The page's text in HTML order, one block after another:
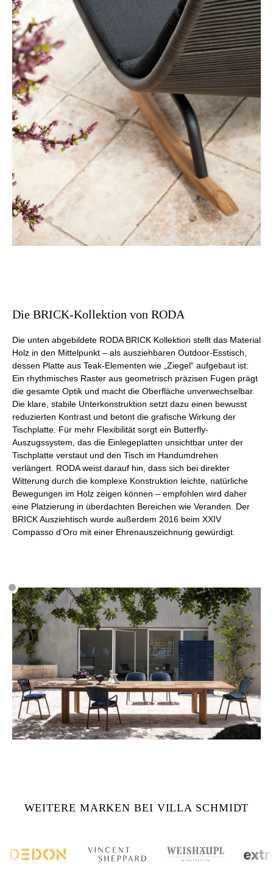
Die BRICK-Kollektion von RODA
Die unten abgebildete RODA BRICK Kollektion stellt das Material
Holz in den Mittelpunkt – als ausziehbaren Outdoor-Esstisch,
dessen Platte aus Teak-Elementen wie „Ziegel“ aufgebaut ist:
Ein rhythmisches Raster aus geometrisch präzisen Fugen prägt
die gesamte Optik und macht die Oberfläche unverwechselbar.
Die klare, stabile Unterkonstruktion setzt dazu einen bewusst
reduzierten Kontrast und betont die grafische Wirkung der
Tischplatte. Für mehr Flexibilität sorgt ein Butterfly-
Auszugssystem, das die Einlegeplatten unsichtbar unter der
Tischplatte verstaut und den Tisch im Handumdrehen
verlängert. RODA weist darauf hin, dass sich bei direkter
Witterung durch die komplexe Konstruktion leichte, natürliche
Bewegungen im Holz zeigen können – empfohlen wird daher
eine Platzierung in überdachten Bereichen wie Veranden. Der
BRICK Ausziehtisch wurde außerdem 2016 beim XXIV
Compasso d’Oro mit einer Ehrenauszeichnung gewürdigt.
WEITERE MARKEN BEI VILLA SCHMIDT